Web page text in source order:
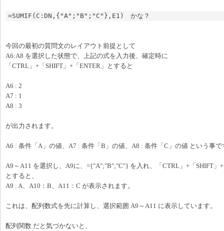
=SUMIF(C:DN,{"A";"B";"C"},E1)　かな？
今回の最初の質問文のレイアウト前提として
A6:A8 を選択した状態で、上記の式を入力後、確定時に
「CTRL」+「SHIFT」+「ENTER」とすると
A6 : 2
A7 : 1
A8 : 3
が出力されます。
A6 : 条件「A」の値、A7 : 条件「B」の値、A8 : 条件「C」の値 という事で
A9～A11 を選択し、A9に、={"A";"B";"C"} を入れ、「CTRL」+「SHIFT」
とすると、
A9 : A、A10：B、A11：C が表示されます。
これは、配列数式を先に計算し、選択範囲 A9～A11 に表示しています。
配列関数 だと気づかないと、